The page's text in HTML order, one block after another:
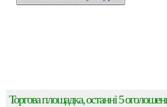
Торгова площадка, останні 5